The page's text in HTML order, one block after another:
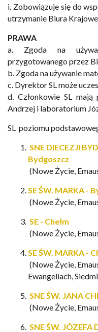
i. Zobowiązuje się do
utrzymanie Biura
PRAWA
a. Zgoda na
przygotowanego przez
b. Zgodanaużywanie
c. DyrektorSL może
d. Członkowie SL mają
Andrzej i laboratorium
SL poziomu
SNE DIECEZJI
Bydgoszcz
(Nowe Życie,
SE ŚW. MARKA -
(Nowe Życie,
SE - Chełm
(Nowe Życie,
SE ŚW. MARKA -
(Nowe Życie,
Ewangeliach,
SNE ŚW. JANA
(Nowe Życie,
SNE ŚW. JÓZEFA